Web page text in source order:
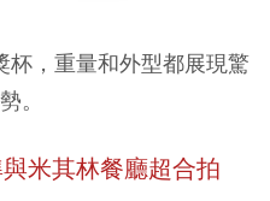
，重量和外型都展現驚
。
米其林餐廳超合拍